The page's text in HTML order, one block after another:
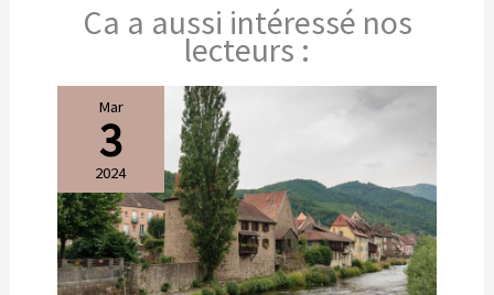
Ca a aussi intéressé nos
lecteurs :
Mar
3
2024